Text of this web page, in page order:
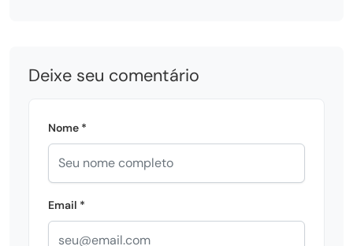
Deixe seu comentário
Nome *
Email *